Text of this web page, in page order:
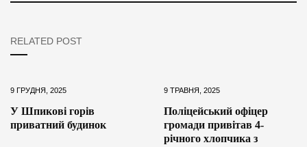
RELATED POST
9 ГРУДНЯ, 2025
У Шпикові горів
приватний будинок
9 ТРАВНЯ, 2025
Поліцейський офіцер
громади привітав 4-
річного хлопчика з